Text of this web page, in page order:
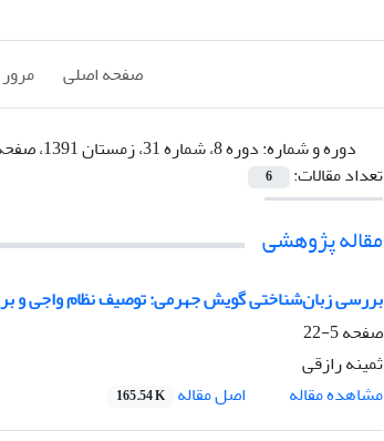
صفحه اصلی مرور
دوره و شماره:دوره 8، شماره 31، زمستان 1391، صفحه 1-114
تعداد مقالات:
6
مقاله پژوهشی
بررسی زبان‌شناختی گویش جهرمی: توصیف نظام واجی و
صفحه5-22
ثمینه رازقی
مشاهده مقاله
اصل مقاله 165.54 K